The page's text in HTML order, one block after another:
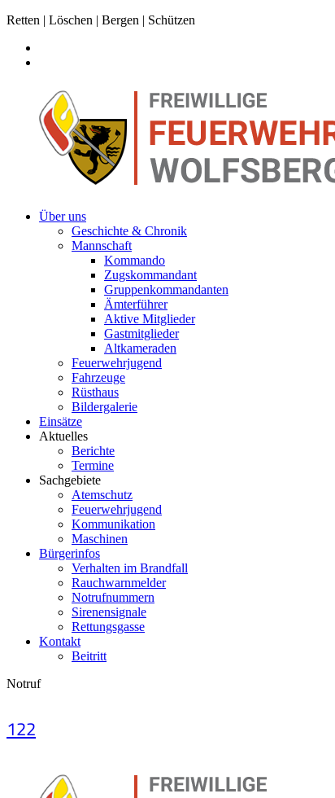
Retten | Löschen | Bergen | Schützen
Über uns
Geschichte & Chronik
Mannschaft
Kommando
Zugskommandant
Gruppenkommandanten
Ämterführer
Aktive Mitglieder
Gastmitglieder
Altkameraden
Feuerwehrjugend
Fahrzeuge
Rüsthaus
Bildergalerie
Einsätze
Aktuelles
Berichte
Termine
Sachgebiete
Atemschutz
Feuerwehrjugend
Kommunikation
Maschinen
Bürgerinfos
Verhalten im Brandfall
Rauchwarnmelder
Notrufnummern
Sirenensignale
Rettungsgasse
Kontakt
Beitritt
Notruf
122